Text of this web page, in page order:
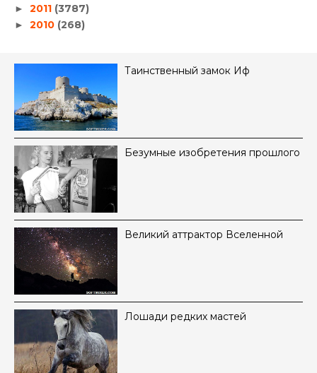
► 2011 (3787)
► 2010 (268)
Таинственный замок Иф
Безумные изобретения прошлого
Великий аттрактор Вселенной
Лошади редких мастей